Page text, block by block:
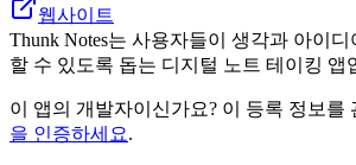
웹사이트
Thunk Notes는 사용자들이 생각과 아이디
할 수 있도록 돕는 디지털 노트 테이킹 앱
이 앱의 개발자이신가요? 이 등록 정보를
을 인증하세요.